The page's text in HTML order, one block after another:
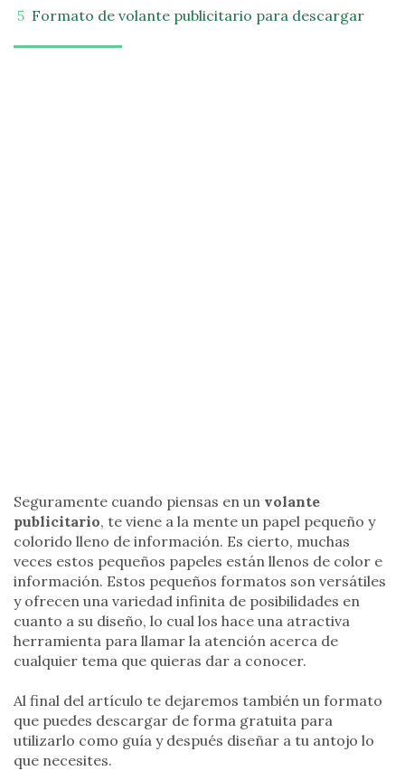
Formato de volante publicitario para descargar
Seguramente cuando piensas en un volante
publicitario, te viene a la mente un papel pequeño y
colorido lleno de información. Es cierto, muchas
veces estos pequeños papeles están llenos de color e
información. Estos pequeños formatos son versátiles
y ofrecen una variedad infinita de posibilidades en
cuanto a su diseño, lo cual los hace una atractiva
herramienta para llamar la atención acerca de
cualquier tema que quieras dar a conocer.
Al final del artículo te dejaremos también un formato
que puedes descargar de forma gratuita para
utilizarlo como guía y después diseñar a tu antojo lo
que necesites.